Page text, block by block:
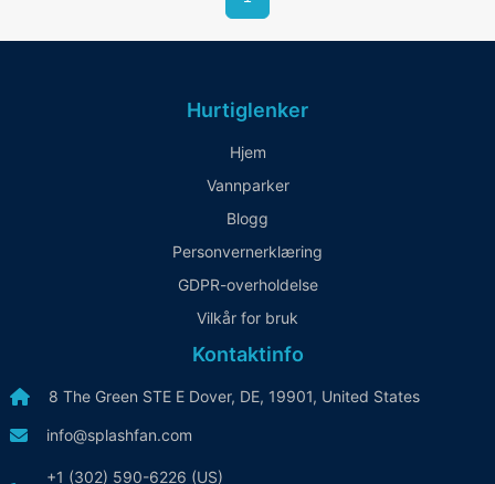
Hurtiglenker
Hjem
Vannparker
Blogg
Personvernerklæring
GDPR-overholdelse
Vilkår for bruk
Kontaktinfo
8 The Green STE E Dover, DE, 19901, United States
info@splashfan.com
+1 (302) 590-6226 (US)